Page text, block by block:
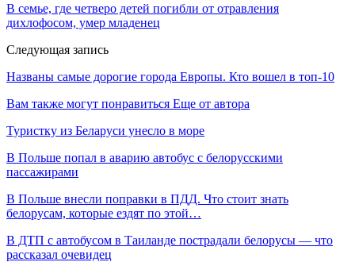
В семье, где четверо детей погибли от отравления
дихлофосом, умер младенец
Следующая запись
Названы самые дорогие города Европы. Кто вошел в топ-10
Вам также могут понравиться Еще от автора
Туристку из Беларуси унесло в море
В Польше попал в аварию автобус с белорусскими
пассажирами
В Польше внесли поправки в ПДД. Что стоит знать
белорусам, которые ездят по этой…
В ДТП с автобусом в Таиланде пострадали белорусы — что
рассказал очевидец